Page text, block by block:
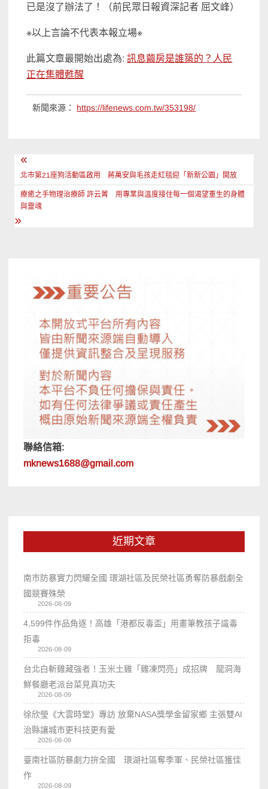
已是沒了辦法了！（前民眾日報資深記者 屈文峰）
※以上言論不代表本報立場※
此篇文章最開始出處為:訊息繭房是誰築的？人民
正在集體甦醒
新聞來源： https://lifenews.com.tw/353198/
文
章
導
覽
北市第21座狗活動區啟用 蔣萬安與毛孩走紅毯迎「新新公園」開放
療癒之手物理治療師 許云菁 用專業與溫度接住每一個渴望重生的身體
與靈魂
聯絡信箱:
mknews1688@gmail.com
近期文章
南市防暴實力閃耀全國 環湖社區及民榮社區勇奪防暴戲劇全
國競賽殊榮
2026-08-09
4,599件作品角逐！高雄「港都反毒盃」用畫筆教孩子識毒
拒毒
2026-08-09
台北白斬雞藏強者！玉米土雞「雞凍閃亮」成招牌 龍洞海
鮮餐廳老派台菜見真功夫
2026-08-09
徐欣瑩《大雲時堂》專訪 放棄NASA獎學金留家鄉 主張雙AI
治縣讓城市更科技更有愛
2026-08-09
臺南社區防暴劇力拚全國 環湖社區奪季軍、民榮社區獲佳
作
2026-08-09